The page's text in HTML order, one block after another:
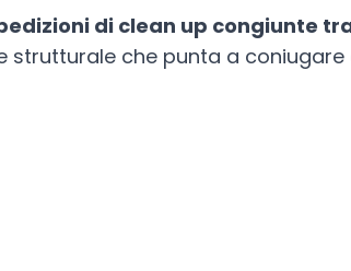
di clean up congiunte
che punta a